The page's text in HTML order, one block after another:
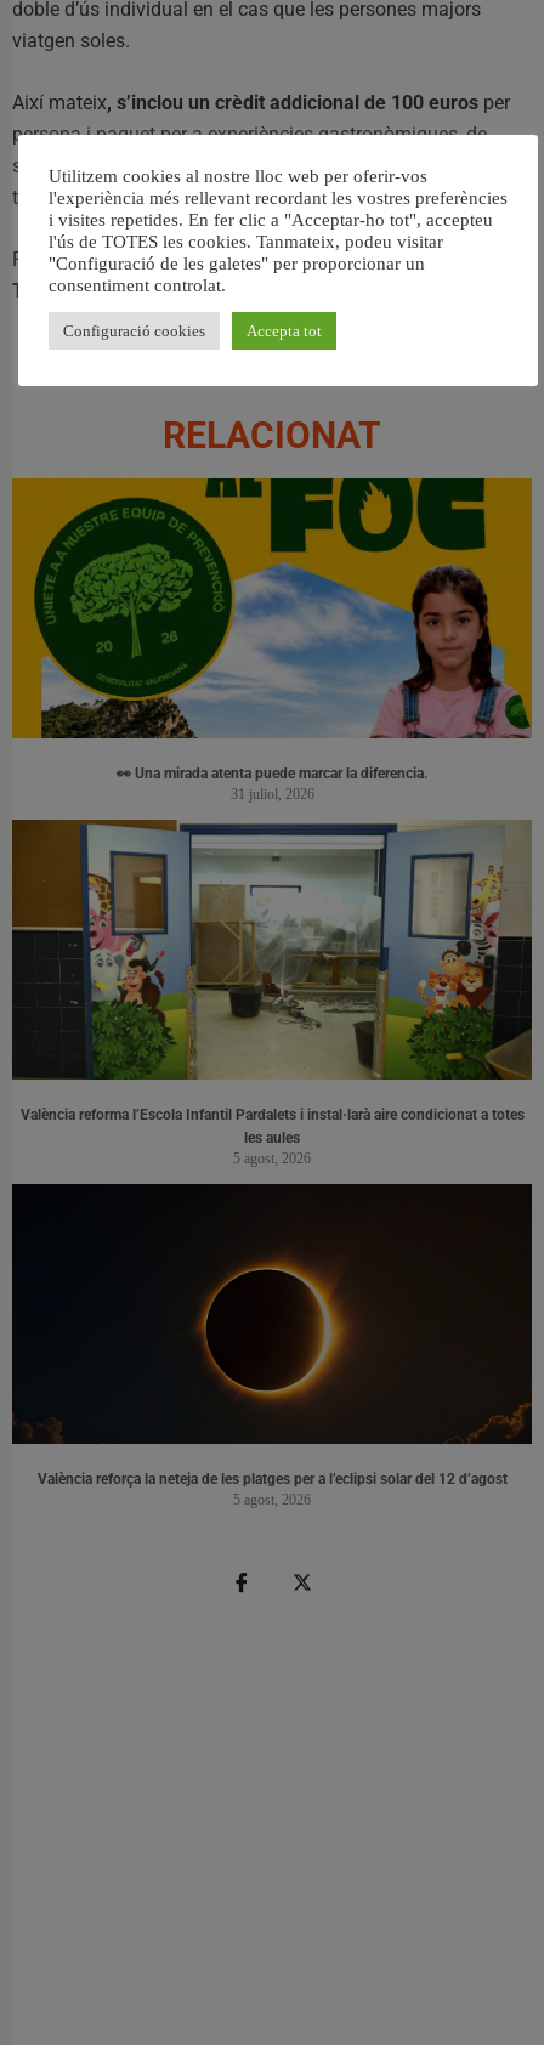
doble d’ús individual en el cas que les persones majors
viatgen soles.
Així mateix, s’inclou un crèdit addicional de 100 euros per
persona i paquet per a experiències gastronòmiques, de
salut, esportives o culturals, a més de pàrquing i serveis de
trasllats.
Per a més informacióes pot consultar la següent pàgina de
TurismeCV:Com funciona el programa Viatja +65.
RELACIONAT
👀 Una mirada atenta puede marcar la diferencia.
31 juliol, 2026
València reforma l’Escola Infantil Pardalets i instal·larà aire condicionat a totes
les aules
5 agost, 2026
València reforça la neteja de les platges per a l’eclipsi solar del 12 d’agost
5 agost, 2026
Utilitzem cookies al nostre lloc web per oferir-vos
l'experiència més rellevant recordant les vostres preferències
i visites repetides. En fer clic a "Acceptar-ho tot", accepteu
l'ús de TOTES les cookies. Tanmateix, podeu visitar
"Configuració de les galetes" per proporcionar un
consentiment controlat.
Configuració cookies Accepta tot